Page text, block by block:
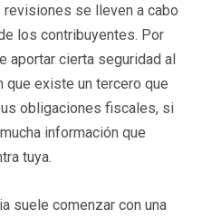
se lleven a cabo
los contribuyentes. Por
aportar cierta seguridad al
que existe un tercero que
obligaciones fiscales, si
información que
tuya.
suele comenzar con una